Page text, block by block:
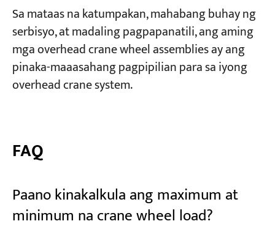
Sa mataas na katumpakan, mahabang buhay ng
serbisyo, at madaling pagpapanatili, ang aming
mga overhead crane wheel assemblies ay ang
pinaka-maaasahang pagpipilian para sa iyong
overhead crane system.
FAQ
Paano kinakalkula ang maximum at
minimum na crane wheel load?